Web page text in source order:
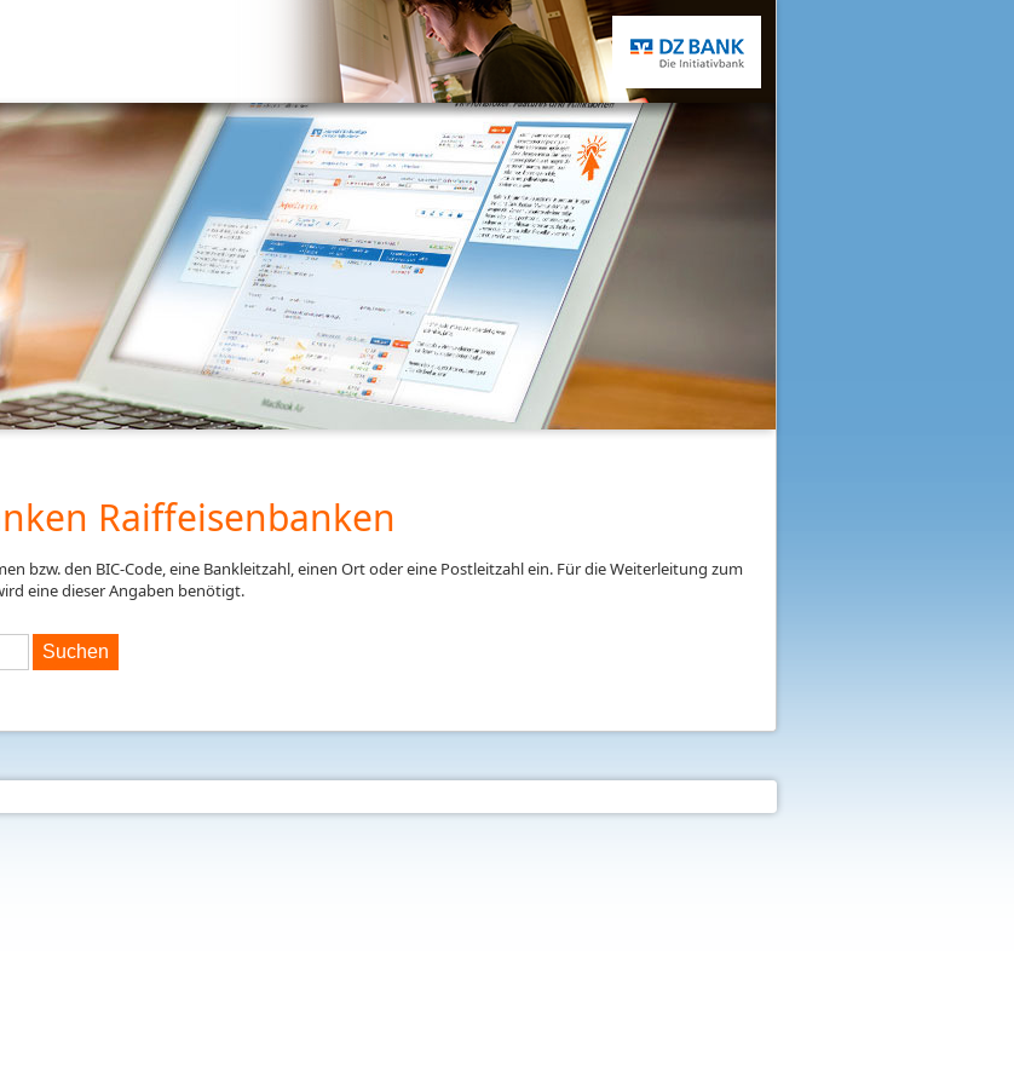
Raiffeisenbanken
bzw. den BIC-Code, eine Bankleitzahl, einen Ort oder eine Postleitzahl ein. Für die Weiterleitung zum
eine dieser Angaben benötigt.
Suchen